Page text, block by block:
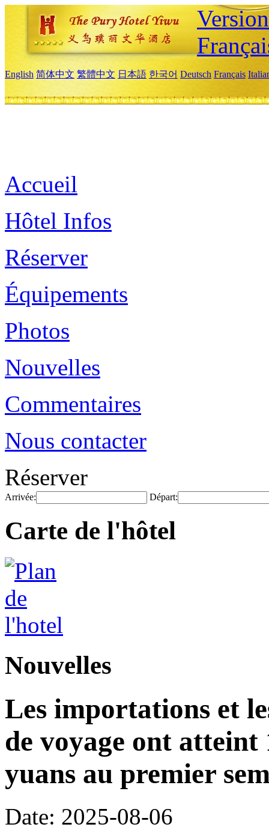
English 简体中文 繁體中文 日本語 한국어 Deutsch Français
Accueil
Hôtel Infos
Réserver
Équipements
Photos
Nouvelles
Commentaires
Nous contacter
Réserver
Arrivée: Départ:
Carte de l'hôtel
Nouvelles
Les importations et
de voyage ont
yuans au premier
Date: 2025-08-06